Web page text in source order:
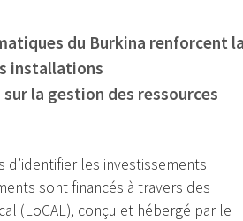
du Burkina renforcent la
installations
la gestion des ressources
les investissements
sont financés à travers des
(LoCAL), conçu et hébergé par le